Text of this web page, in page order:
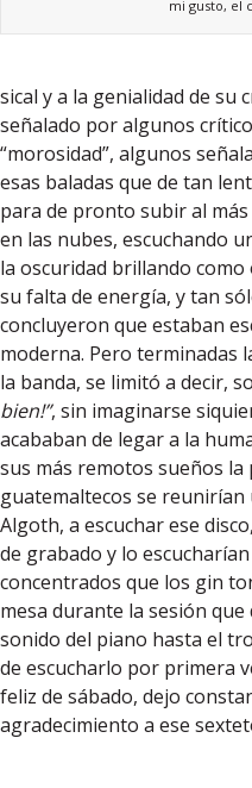
mi gusto, el
sical y a la genialidad de su
señalado por algunos
“morosidad”, algunos
esas baladas que de tan
para de pronto subir al
en las nubes, escuchando
la oscuridad brillando
su falta de energía, y tan
concluyeron que estaban
moderna. Pero terminadas
la banda, se limitó a decir,
bien!”, sin imaginarse
acababan de legar a la
sus más remotos sueños
guatemaltecos se reunirían
Algoth, a escuchar ese
de grabado y lo
concentrados que los gin
mesa durante la sesión
sonido del piano hasta el
de escucharlo por primera
feliz de sábado, dejo
agradecimiento a ese